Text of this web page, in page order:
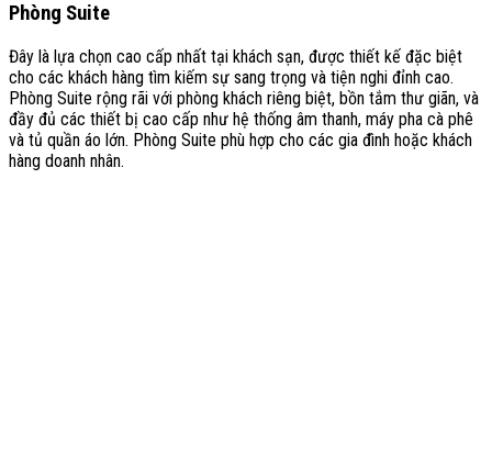
Phòng Suite
Đây là lựa chọn cao cấp nhất tại khách sạn, được thiết kế đặc biệt
cho các khách hàng tìm kiếm sự sang trọng và tiện nghi đỉnh cao.
Phòng Suite rộng rãi với phòng khách riêng biệt, bồn tắm thư giãn, và
đầy đủ các thiết bị cao cấp như hệ thống âm thanh, máy pha cà phê
và tủ quần áo lớn. Phòng Suite phù hợp cho các gia đình hoặc khách
hàng doanh nhân.